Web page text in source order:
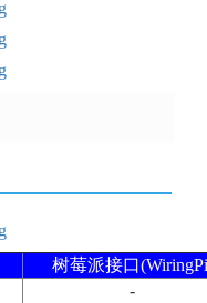
树莓派接口
-